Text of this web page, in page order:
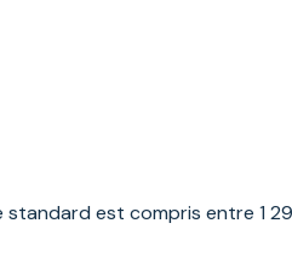
est compris entre 1